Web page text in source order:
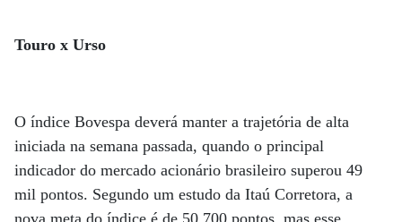
Touro x Urso
O índice Bovespa deverá manter a trajetória de alta
iniciada na semana passada, quando o principal
indicador do mercado acionário brasileiro superou 49
mil pontos. Segundo um estudo da Itaú Corretora, a
nova meta do índice é de 50.700 pontos, mas esse